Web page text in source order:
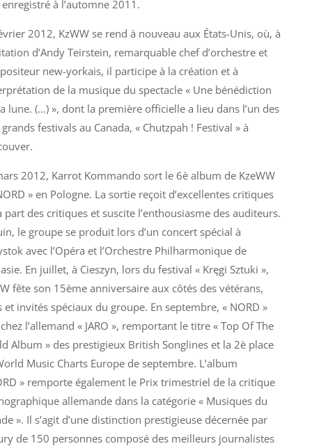
à l’automne 2011.
2012, KzWW se rend à nouveau aux États-Unis, où, à
d’Andy Teirstein, remarquable chef d’orchestre et
new-yorkais, il participe à la création et à
de la musique du spectacle « Une bénédiction
lune. (…) », dont la première officielle a lieu dans l’un des
festivals au Canada, « Chutzpah ! Festival » à
2012, Karrot Kommando sort le 6è album de KzeWW
» en Pologne. La sortie reçoit d’excellentes critiques
part des critiques et suscite l’enthousiasme des auditeurs.
le groupe se produit lors d’un concert spécial à
avec l’Opéra et l’Orchestre Philharmonique de
En juillet, à Cieszyn, lors du festival « Kręgi Sztuki »,
fête son 15ème anniversaire aux côtés des vétérans,
et invités spéciaux du groupe. En septembre, « NORD »
l’allemand « JARO », remportant le titre « Top Of The
Album » des prestigieux British Songlines et la 2è place
Music Charts Europe de septembre. L’album
» remporte également le Prix trimestriel de la critique
allemande dans la catégorie « Musiques du
». Il s’agit d’une distinction prestigieuse décernée par
de 150 personnes composé des meilleurs journalistes